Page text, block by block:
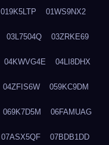
019K5LTP 01WS9NX2
03L7504Q 03ZRKE69
04KWVG4E 04LI8DHX
04ZFIS6W 059KC9DM
069K7D5M 06FAMUAG
07ASX5QF 07BDB1DD